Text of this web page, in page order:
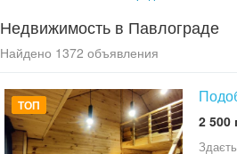
Недвижимость в Павлограде
Найдено 1372 объявления
ТОП
2 500